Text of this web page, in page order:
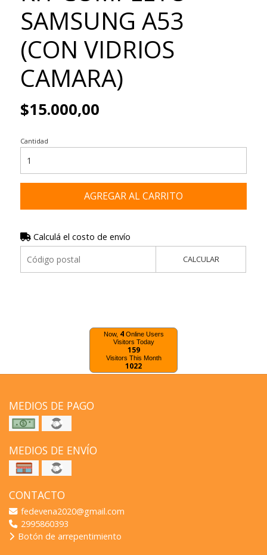
SAMSUNG A53
(CON VIDRIOS
CAMARA)
$15.000,00
Cantidad
AGREGAR AL CARRITO
Calculá el costo de envío
CALCULAR
Now, 4Online Users
Visitors Today
159
Visitors This Month
1022
MEDIOS DE PAGO
MEDIOS DE ENVÍO
CONTACTO
fedevena2020@gmail.com
2995860393
Botón de arrepentimiento